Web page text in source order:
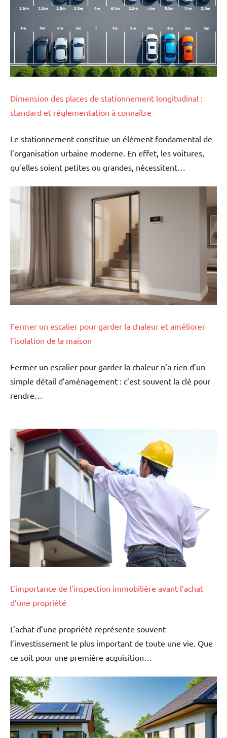
Dimension des places de stationnement longitudinal :
standard et réglementation à connaître
Le stationnement constitue un élément fondamental de
l’organisation urbaine moderne. En effet, les voitures,
qu’elles soient petites ou grandes, nécessitent…
Fermer un escalier pour garder la chaleur et améliorer
l’isolation de la maison
Fermer un escalier pour garder la chaleur n’a rien d’un
simple détail d’aménagement : c’est souvent la clé pour
rendre…
L’importance de l’inspection immobilière avant l’achat
d’une propriété
L’achat d’une propriété représente souvent
l’investissement le plus important de toute une vie. Que
ce soit pour une première acquisition…